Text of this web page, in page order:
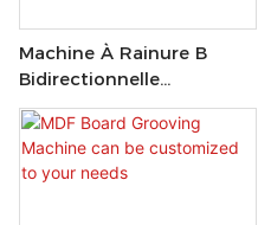
Machine À Rainure B
Bidirectionnelle
Automatique Pour MDF
Et Carte Grise